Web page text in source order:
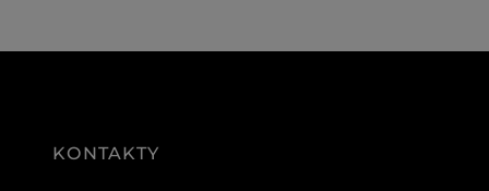
KONTAKTY